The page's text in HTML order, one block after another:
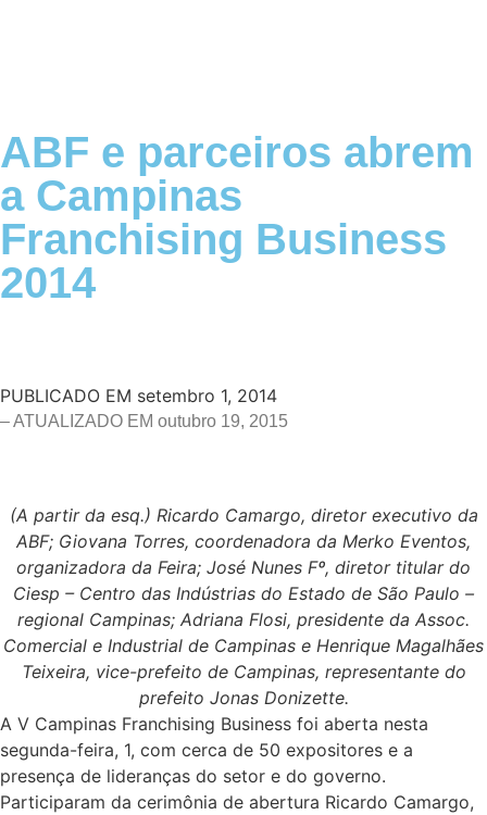
ABF e parceiros abrem
a Campinas
Franchising Business
2014
PUBLICADO EM setembro 1, 2014
– ATUALIZADO EM outubro 19, 2015
(A partir da esq.) Ricardo Camargo, diretor executivo da
ABF; Giovana Torres, coordenadora da Merko Eventos,
organizadora da Feira; José Nunes Fº, diretor titular do
Ciesp – Centro das Indústrias do Estado de São Paulo –
regional Campinas; Adriana Flosi, presidente da Assoc.
Comercial e Industrial de Campinas e Henrique Magalhães
Teixeira, vice-prefeito de Campinas, representante do
prefeito Jonas Donizette.
A V Campinas Franchising Business foi aberta nesta
segunda-feira, 1, com cerca de 50 expositores e a
presença de lideranças do setor e do governo.
Participaram da cerimônia de abertura Ricardo Camargo,